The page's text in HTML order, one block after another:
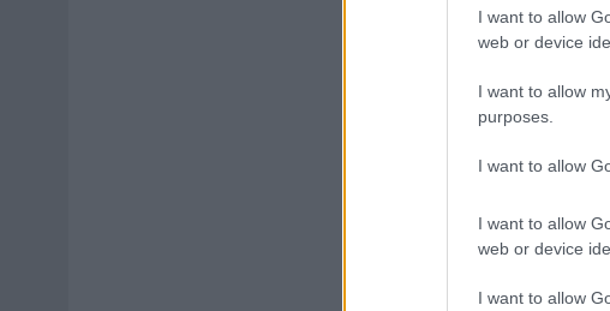
I want to allow
web or device
I want to allow
purposes.
I want to allow
I want to allow
web or device
I want to allow